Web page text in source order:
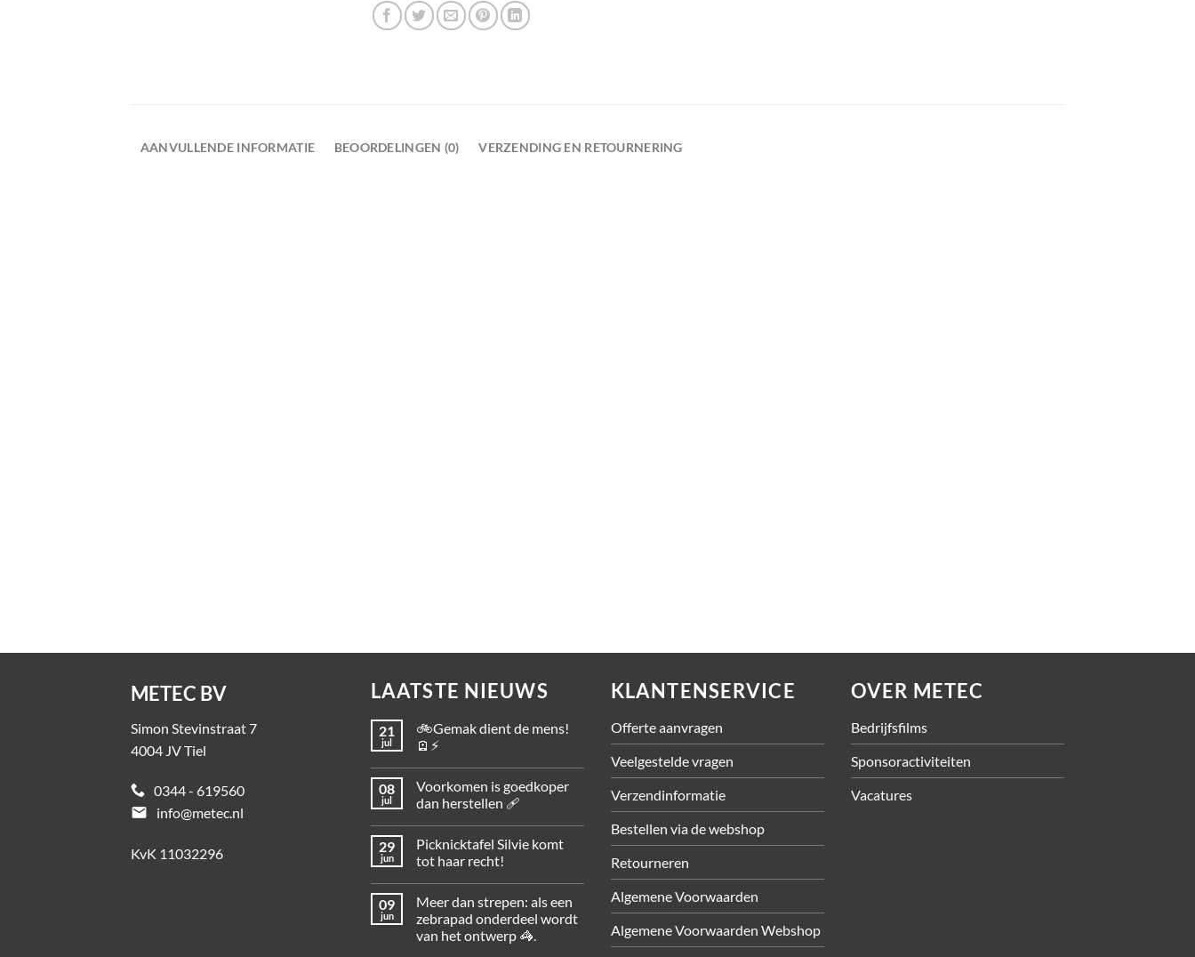
AANVULLENDE INFORMATIE BEOORDELINGEN (0) VERZENDING EN RETOURNERING
METEC BV
Simon Stevinstraat 7
4004 JV Tiel
0344 - 619560
email
info@metec.nl
KvK 11032296
LAATSTE NIEUWS
21
jul
🚲Gemak dient de mens!
🪫⚡
08
jul
Voorkomen is goedkoper
dan herstellen 🩹
29
jun
Picknicktafel Silvie komt
tot haar recht!
09
jun
Meer dan strepen: als een
zebrapad onderdeel wordt
van het ontwerp 🦓.
KLANTENSERVICE
Offerte aanvragen
Veelgestelde vragen
Verzendinformatie
Bestellen via de webshop
Retourneren
Algemene Voorwaarden
Algemene Voorwaarden Webshop
OVER METEC
Bedrijfsfilms
Sponsoractiviteiten
Vacatures